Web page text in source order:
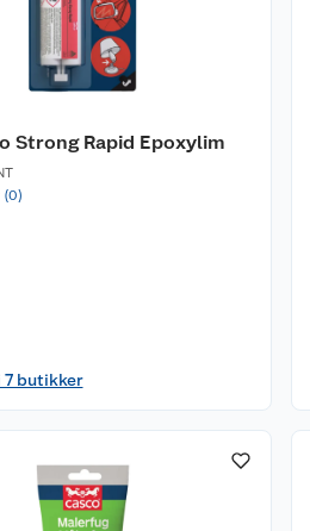
Strong Rapid Epoxylim
(0)
7 butikker